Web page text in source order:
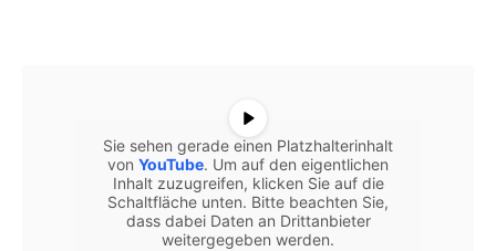
Sie sehen gerade einen Platzhalterinhalt
von YouTube. Um auf den eigentlichen
Inhalt zuzugreifen, klicken Sie auf die
Schaltfläche unten. Bitte beachten Sie,
dass dabei Daten an Drittanbieter
weitergegeben werden.